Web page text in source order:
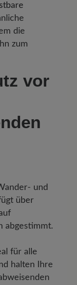
die
zum
vor
und
über
abgestimmt.
für alle
halten Ihre